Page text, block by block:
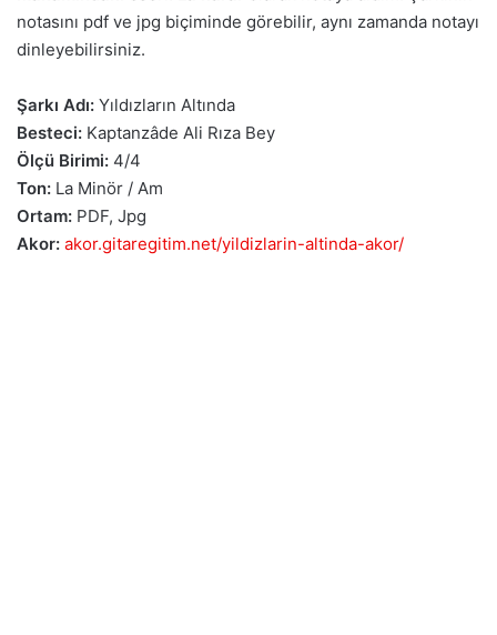
notasını pdf ve jpg biçiminde görebilir, aynı zamanda notayı
dinleyebilirsiniz.
Şarkı Adı: Yıldızların Altında
Besteci: Kaptanzâde Ali Rıza Bey
Ölçü Birimi: 4/4
Ton: La Minör / Am
Ortam: PDF, Jpg
Akor: akor.gitaregitim.net/yildizlarin-altinda-akor/